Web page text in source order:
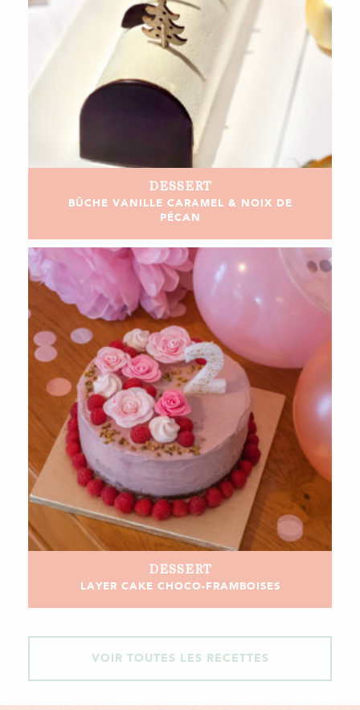
DESSERT
BÛCHE VANILLE CARAMEL & NOIX DE
PÉCAN
DESSERT
LAYER CAKE CHOCO-FRAMBOISES
VOIR TOUTES LES RECETTES